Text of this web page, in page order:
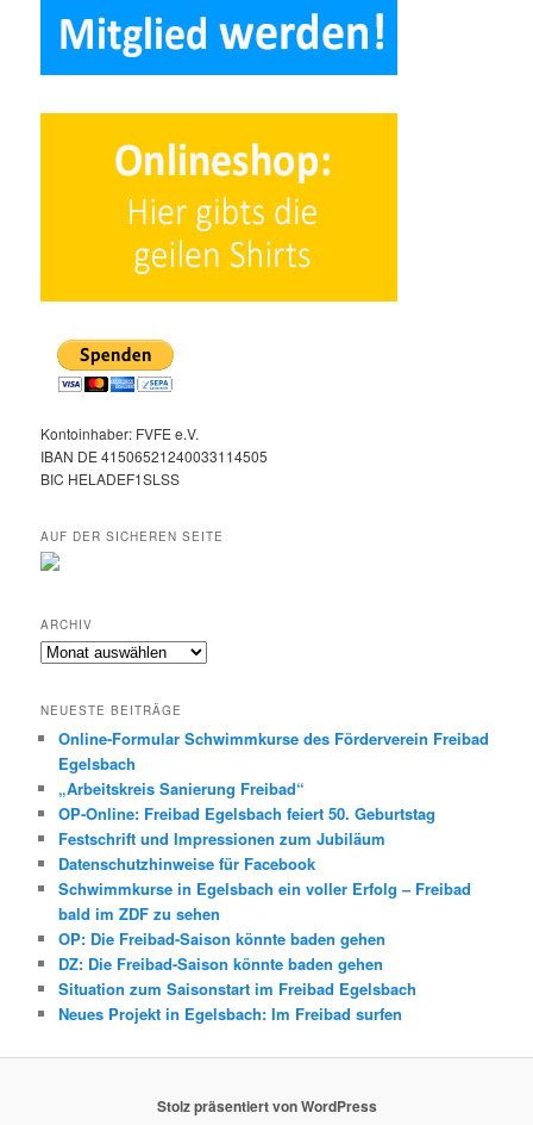
Kontoinhaber: FVFE e.V.
IBAN DE 41506521240033114505
BIC HELADEF1SLSS
AUF DER SICHEREN SEITE
ARCHIV
Archiv
NEUESTE BEITRÄGE
Online-Formular Schwimmkurse des Förderverein Freibad
Egelsbach
„Arbeitskreis Sanierung Freibad“
OP-Online: Freibad Egelsbach feiert 50. Geburtstag
Festschrift und Impressionen zum Jubiläum
Datenschutzhinweise für Facebook
Schwimmkurse in Egelsbach ein voller Erfolg – Freibad
bald im ZDF zu sehen
OP: Die Freibad-Saison könnte baden gehen
DZ: Die Freibad-Saison könnte baden gehen
Situation zum Saisonstart im Freibad Egelsbach
Neues Projekt in Egelsbach: Im Freibad surfen
Stolz präsentiert von WordPress